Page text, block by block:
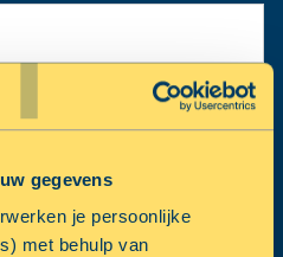
gegevens
je persoonlijke
met behulp van